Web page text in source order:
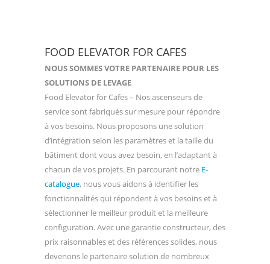
FOOD ELEVATOR FOR CAFES
NOUS SOMMES VOTRE PARTENAIRE POUR LES
SOLUTIONS DE LEVAGE
Food Elevator for Cafes – Nos ascenseurs de
service sont fabriqués sur mesure pour répondre
à vos besoins. Nous proposons une solution
d’intégration selon les paramètres et la taille du
bâtiment dont vous avez besoin, en l’adaptant à
chacun de vos projets. En parcourant notre E-
catalogue, nous vous aidons à identifier les
fonctionnalités qui répondent à vos besoins et à
sélectionner le meilleur produit et la meilleure
configuration. Avec une garantie constructeur, des
prix raisonnables et des références solides, nous
devenons le partenaire solution de nombreux